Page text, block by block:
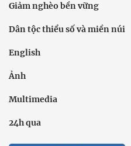
Giảm nghèo bền vững
Dân tộc thiểu số và miền núi
English
Ảnh
Multimedia
24h qua